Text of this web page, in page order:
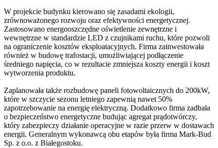
W projekcie budynku kierowano się zasadami ekologii,
zrównoważonego rozwoju oraz efektywności energetycznej.
Zastosowano energooszczędne oświetlenie zewnętrzne i
wewnętrzne w standardzie LED z czujnikami ruchu, które pozwoli
na ograniczenie kosztów eksploatacyjnych. Firma zainwestowała
również w budowę trafostacji, umożliwiającej podłączenie
średniego napięcia, co w rezultacie zmniejsza koszty energii i koszt
wytworzenia produktu.
Zaplanowała także rozbudowę paneli fotowoltaicznych do 200kW,
które w szczycie sezonu letniego zapewnią nawet 50%
zapotrzebowanie na energię elektryczną. Dodatkowo firma zadbała
o bezpieczeństwo energetyczne budując agregat prądotwórczy,
który zabezpieczy działanie operacyjne w razie przerw w dostawach
energii. Generalnym wykonawcą obu etapów była firma Mark-Bud
Sp. z o.o. z Białegostoku.